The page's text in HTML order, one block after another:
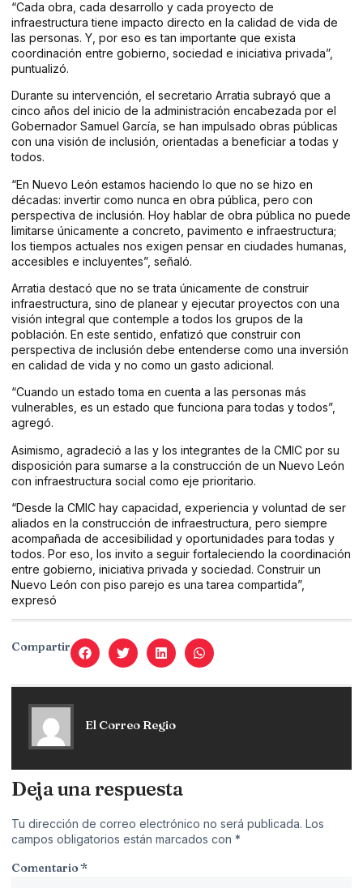
“Cada obra, cada desarrollo y cada proyecto de
infraestructura tiene impacto directo en la calidad de vida de
las personas. Y, por eso es tan importante que exista
coordinación entre gobierno, sociedad e iniciativa privada”,
puntualizó.
Durante su intervención, el secretario Arratia subrayó que a
cinco años del inicio de la administración encabezada por el
Gobernador Samuel García, se han impulsado obras públicas
con una visión de inclusión, orientadas a beneficiar a todas y
todos.
“En Nuevo León estamos haciendo lo que no se hizo en
décadas: invertir como nunca en obra pública, pero con
perspectiva de inclusión. Hoy hablar de obra pública no puede
limitarse únicamente a concreto, pavimento e infraestructura;
los tiempos actuales nos exigen pensar en ciudades humanas,
accesibles e incluyentes”, señaló.
Arratia destacó que no se trata únicamente de construir
infraestructura, sino de planear y ejecutar proyectos con una
visión integral que contemple a todos los grupos de la
población. En este sentido, enfatizó que construir con
perspectiva de inclusión debe entenderse como una inversión
en calidad de vida y no como un gasto adicional.
“Cuando un estado toma en cuenta a las personas más
vulnerables, es un estado que funciona para todas y todos”,
agregó.
Asimismo, agradeció a las y los integrantes de la CMIC por su
disposición para sumarse a la construcción de un Nuevo León
con infraestructura social como eje prioritario.
“Desde la CMIC hay capacidad, experiencia y voluntad de ser
aliados en la construcción de infraestructura, pero siempre
acompañada de accesibilidad y oportunidades para todas y
todos. Por eso, los invito a seguir fortaleciendo la coordinación
entre gobierno, iniciativa privada y sociedad. Construir un
Nuevo León con piso parejo es una tarea compartida”,
expresó
Compartir
El Correo Regio
Deja una respuesta
Tu dirección de correo electrónico no será publicada. Los
campos obligatorios están marcados con *
Comentario*